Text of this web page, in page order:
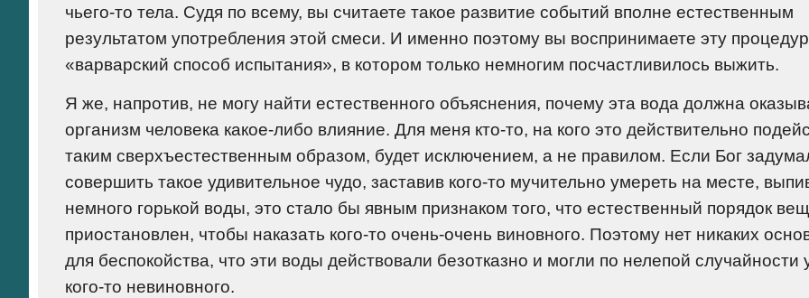
чьего-то тела. Судя по всему, вы считаете такое развитие событий вполне естественным
результатом употребления этой смеси. И именно поэтому вы воспринимаете эту
«варварский способ испытания», в котором только немногим посчастливилось выжить.
Я же, напротив, не могу найти естественного объяснения, почему эта вода должна
организм человека какое-либо влияние. Для меня кто-то, на кого это действительно
таким сверхъестественным образом, будет исключением, а не правилом. Если Бог
совершить такое удивительное чудо, заставив кого-то мучительно умереть на месте,
немного горькой воды, это стало бы явным признаком того, что естественный порядок
приостановлен, чтобы наказать кого-то очень-очень виновного. Поэтому нет никаких
для беспокойства, что эти воды действовали безотказно и могли по нелепой случайности
кого-то невиновного.